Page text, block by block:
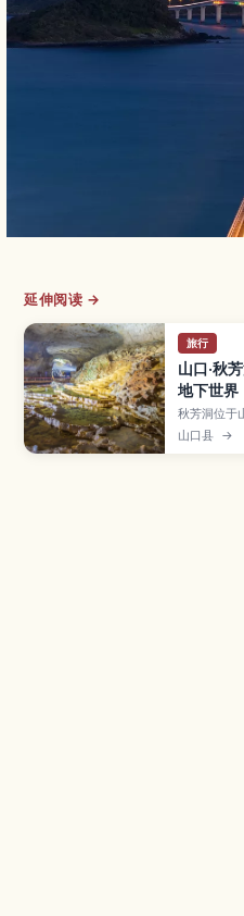
延伸阅读 →
旅行
山口·秋
地下世界
秋芳洞位于
级的钟乳洞
客开放，
山口县 →